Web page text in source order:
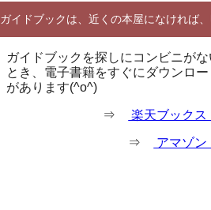
ガイドブックは、近くの本屋になければ
ガイドブックを探しにコンビニが
とき、電子書籍をすぐにダウンロ
があります(^o^)
⇒ 楽天ブックス
⇒ アマゾン